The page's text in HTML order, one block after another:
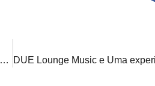
“Os 4 distintos”: um livro sobre amizade e pessoas com deficiência